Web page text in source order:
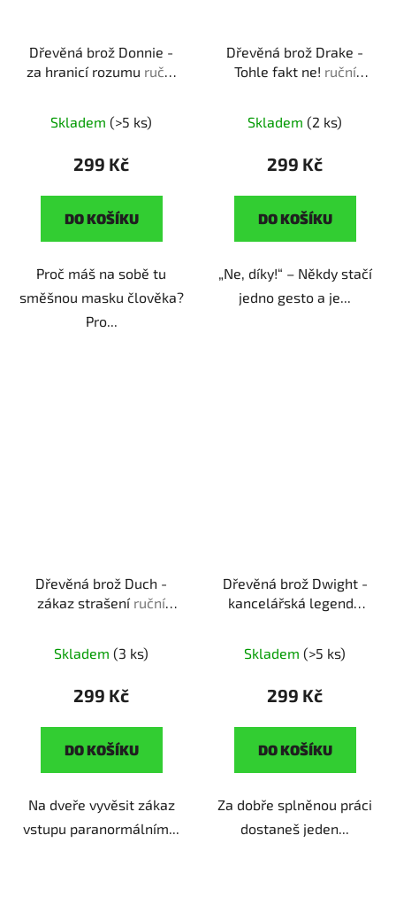
Dřevěná brož Donnie -
za hranicí rozumu ruční
klasiky
Skladem (>5 ks)
299 Kč
DO KOŠÍKU
Proč máš na sobě tu
směšnou masku člověka?
Pro...
Dřevěná brož Drake -
Tohle fakt ne! ruční
Skladem (2 ks)
299 Kč
DO KOŠÍKU
„Ne, díky!“ – Někdy stačí
jedno gesto a je...
Dřevěná brož Duch -
zákaz strašení ruční
klasiky
Skladem (3 ks)
299 Kč
DO KOŠÍKU
Na dveře vyvěsit zákaz
vstupu paranormálním...
Dřevěná brož Dwight -
kancelářská legenda
Kanclu
Skladem (>5 ks)
299 Kč
DO KOŠÍKU
Za dobře splněnou práci
dostaneš jeden...